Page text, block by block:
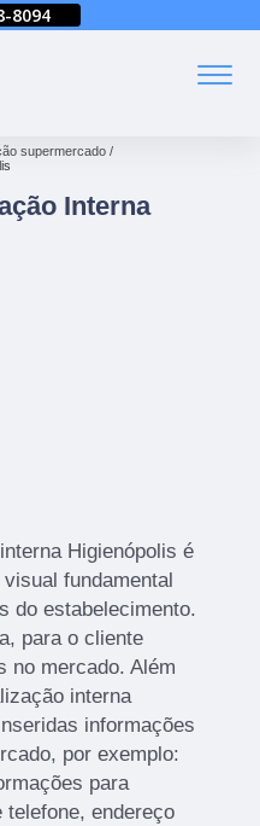
8094 (11)
supermercado
Interna
Higienópolis é
fundamental
do estabelecimento.
para o cliente
no mercado. Além
interna
informações
por exemplo:
para
telefone, endereço